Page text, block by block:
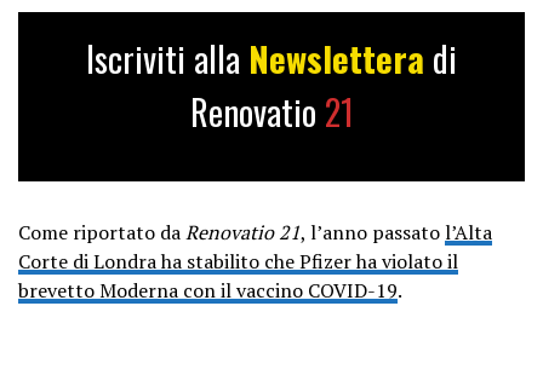
Iscriviti alla Newslettera di
Renovatio 21
Come riportato daRenovatio 21, l’anno passatol’Alta
Corte di Londra ha stabilito che Pfizer ha violato il
brevetto Moderna con il vaccino COVID-19.